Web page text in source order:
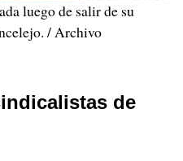
luego de salir de su
/ Archivo
de